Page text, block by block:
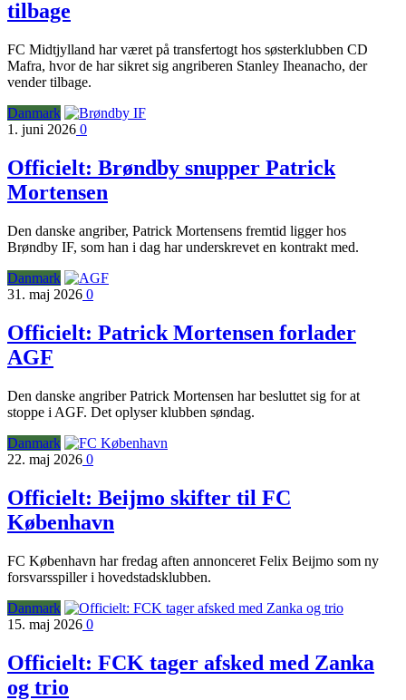
tilbage
FC Midtjylland har været på transfertogt hos søsterklubben CD
Mafra, hvor de har sikret sig angriberen Stanley Iheanacho, der
vender tilbage.
Danmark
1. juni 2026 0
Officielt: Brøndby snupper Patrick
Mortensen
Den danske angriber, Patrick Mortensens fremtid ligger hos
Brøndby IF, som han i dag har underskrevet en kontrakt med.
Danmark
31. maj 2026 0
Officielt: Patrick Mortensen forlader
AGF
Den danske angriber Patrick Mortensen har besluttet sig for at
stoppe i AGF. Det oplyser klubben søndag.
Danmark
22. maj 2026 0
Officielt: Beijmo skifter til FC
København
FC København har fredag aften annonceret Felix Beijmo som ny
forsvarsspiller i hovedstadsklubben.
Danmark
15. maj 2026 0
Officielt: FCK tager afsked med Zanka
og trio